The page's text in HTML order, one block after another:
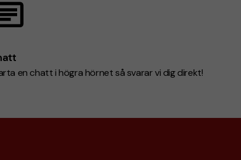
en chatt i högra hörnet så svarar vi dig direkt!